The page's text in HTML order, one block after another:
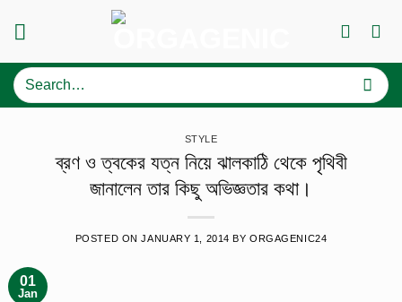
Search
for:
STYLE
ব্রণ ও ত্বকের যত্ন নিয়ে ঝালকাঠি থেকে পৃথিবী
জানালেন তার কিছু অভিজ্ঞতার কথা।
POSTED ONJANUARY 1, 2014 BYORGAGENIC24
01
Jan